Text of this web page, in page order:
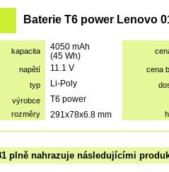
Baterie T6 power Lenovo
kapacita
4050 mAh
(45 Wh)
napětí 11.1 V
cena
typ
Li-Poly
výrobce
T6 power
rozměry 291x78x6.8 mm
plně nahrazuje následujícími